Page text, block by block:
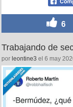
6
Trabajando de
por leontine3 el 6 may